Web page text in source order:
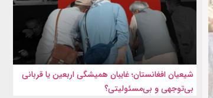
شیعیان افغانستان؛ غایبان همیشگی اربعین یا قربانی
بی‌توجهی و بی‌مسئولیتی؟